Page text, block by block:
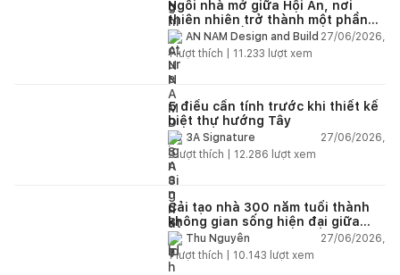
Ngôi nhà mở giữa Hội An, nơi
thiên nhiên trở thành một phần
của cuộc sống
AN NAM Design and Build 27/06/2026,
1lượt thích | 11.233 lượt xem
5 điều cần tính trước khi thiết kế
biệt thự hướng Tây
3A Signature
27/06/2026,
2lượt thích | 12.286 lượt xem
Cải tạo nhà 300 năm tuổi thành
không gian sống hiện đại giữa
thiên nhiên
Thu Nguyễn
27/06/2026,
1lượt thích | 10.143 lượt xem